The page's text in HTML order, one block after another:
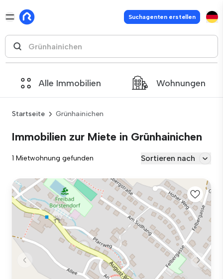
Suchagenten erstellen
Alle Immobilien Wohnungen
Startseite Grünhainichen
Immobilien zur Miete in Grünhainichen
1 Mietwohnung gefunden Sortieren nach